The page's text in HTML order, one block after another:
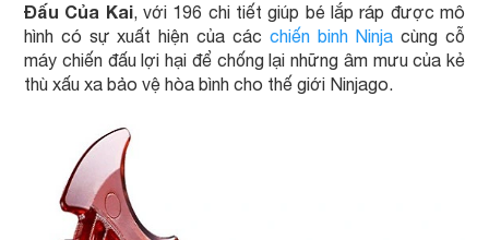
Đấu Của Kai, với 196 chi tiết giúp bé lắp ráp được mô
hình có sự xuất hiện của các chiến binh Ninja cùng cỗ
máy chiến đấu lợi hại để chống lại những âm mưu của kẻ
thù xấu xa bảo vệ hòa bình cho thế giới Ninjago.